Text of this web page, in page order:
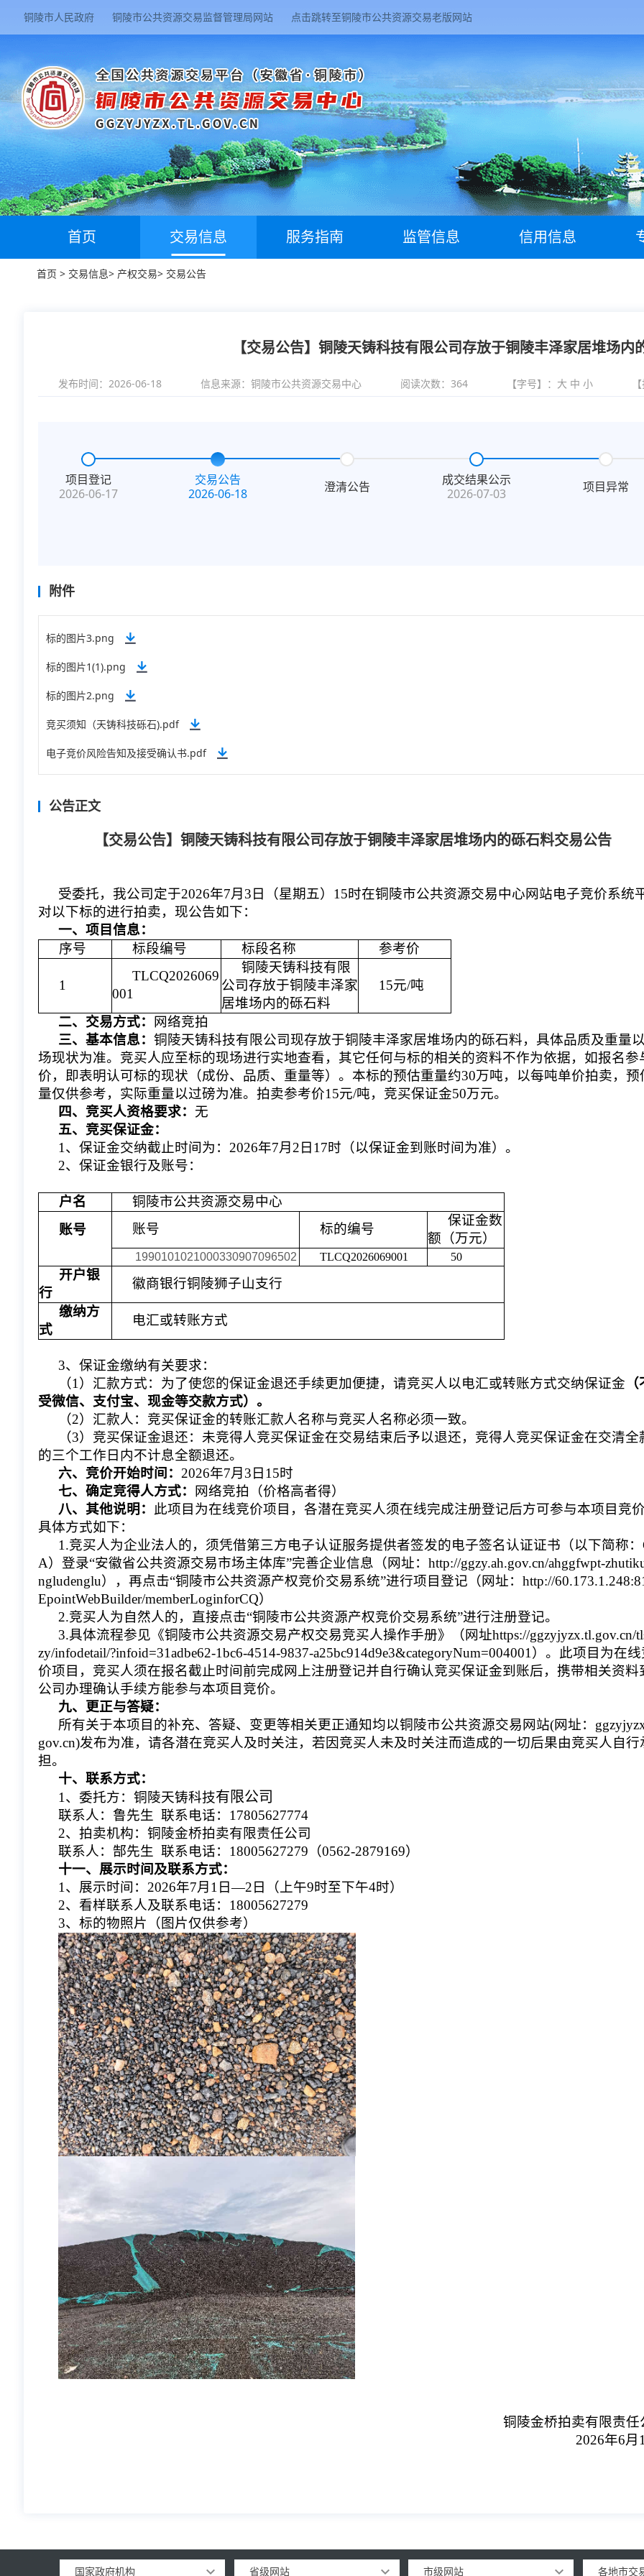
铜陵市人民政府 铜陵市公共资源交易监督管理局网站 点击跳转至铜陵市公共资源交易老版网站
首页 交易信息 服务指南 监管信息 信用信息
首页 > 交易信息> 产权交易> 交易公告
【交易公告】铜陵天铸科技有限公司存放于铜陵丰泽家居堆场内
发布时间：2026-06-18 信息来源： 铜陵市公共资源交易中心 阅读次数： 364 【字号】： 大 中 小
项目登记
2026-06-17
交易公告
2026-06-18
澄清公告
成交结果公示
2026-07-03
项目异常
附件
标的图片3.png
标的图片1(1).png
标的图片2.png
竞买须知（天铸科技砾石).pdf
电子竞价风险告知及接受确认书.pdf
公告正文
【交易公告】铜陵天铸科技有限公司存放于铜陵丰泽家居堆场内的砾石料交易公告
受委托，我公司定于2026年7月 3 日 （星期 五）1 5时在铜陵市公共资源交易中心网站电子竞价系统
对以下标的进行拍卖，现公告如下：
一、项目信息：
序号
标段编号 标段名称 参考价
1
TLCQ2026069
001
铜陵天铸科技有限
公司存放于铜陵丰泽家
居堆场内的砾石料
15元/吨
二、交易方式：
网络竞拍
三、基本信息： 铜陵天铸科技有限公司现存放于铜陵丰泽家居堆场内的砾石料， 具体品质及重量
场现状为准。竞买人应至标的现场进行实地查看，其它任何与标的相关的资料不作为依据，如报名参
价，即表明认可标的现状（成份、品质、重量等）。 本标的预估重量约30万吨，以每吨单价拍卖，预
量仅供参考，实际重量以过磅为准。 拍卖参考价15元/吨， 竞买保证金50万元。
四、竞买人资格要求： 无
五、竞买保证金：
1、保证金交纳截止时间为：2026年7月 2 日17时（以保证金到账时间为准）。
2、保证金银行及账号：
户名
铜陵市公共资源交易中心
账号
账号 标的编号
保证金数
额（万元）
1990101021000330907096502 TLCQ2026069001 50
开户银
行
徽商银行铜陵狮子山支行
缴纳方
式
电汇或转账方式
3、保证金缴纳有关要求：
（1）汇款方式：为了使您的保证金退还手续更加便捷，请竞买人以电汇或转账方式交纳保证金
受微信、支付宝、现金等交款方式）。
（2）汇款人：竞买保证金的转账汇款人名称与竞买人名称必须一致。
（3）竞买保证金退还：未竞得人竞买保证金在交易结束后予以退还，竞得人竞买保证金在交清全
的三个工作日内不计息全额退还。
六、竞价开始时间： 2026年7月 3 日15时
七、确定竞得人方式：
网络竞拍（价格高者得）
八、其他说明： 此项目为在线竞价项目，各潜在竞买人须在线完成注册登记后方可参与本项目竞价
具体方式如下：
1.竞买人为企业法人的，须凭借第三方电子认证服务提供者签发的电子签名认证证书（以下简称：
A）登录“安徽省公共资源交易市场主体库”完善企业信息（网址：http://ggzy.ah.gov.cn/ahggfwpt-
ngludenglu），再点击“铜陵市公共资源产权竞价交易系统”进行项目登记（网址：http://
EpointWebBuilder/memberLoginforCQ）
2.竞买人为自然人的，直接点击“铜陵市公共资源产权竞价交易系统”进行注册登记。
3.具体流程参见《铜陵市公共资源交易产权交易竞买人操作手册》（网址https://ggzyjyzx.tl.gov.cn/
zy/infodetail/?infoid=31adbe62-1bc6-4514-9837-a25bc914d9e3&categoryNum=004001）。此项目为在线
价项目，竞买人须在报名截止时间前完成网上注册登记并自行确认竞买保证金到账后，携带相关资料
公司办理确认手续方能参与本项目竞价。
九、更正与答疑：
所有关于本项目的补充、答疑、变更等相关更正通知均以铜陵市公共资源交易网站(网址：
gov.cn)发布为准，请各潜在竞买人及时关注，若因竞买人未及时关注而造成的一切后果由竞买人自行
担。
十、联系方式：
1、委托方： 铜陵天铸科技有限公司
联系人： 鲁先生 联系电话： 17805627774
2、拍卖机构：铜陵金桥拍卖有限责任公司
联系人：郜先生 联系电话：18005627279（0562-2879169）
十一、展示时间及联系方式：
1、展示时间：2026年7月 1 日—2 日（上午9时至下午4时）
2、看样联系人及联系电话：18005627279
3、标的物照片（图片仅供参考）
铜陵金桥拍卖有限责任
2026年6月
国家政府机构 省级网站 市级网站 各地市交